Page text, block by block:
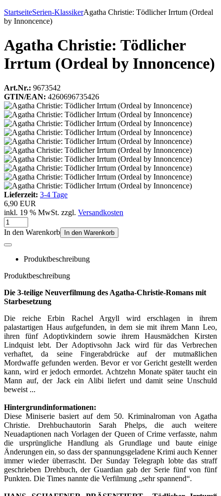
StartseiteSerien-KlassikerAgatha Christie: Tödlicher Irrtum (Ordeal
by Innoncence)
Agatha Christie: Tödlicher
Irrtum (Ordeal by Innoncence)
Art.Nr.: 9673542
GTIN/EAN: 4260696735426
Lieferzeit: 3-4 Tage
6,90 EUR
inkl. 19 % MwSt. zzgl. Versandkosten
In den Warenkorb In den Warenkorb
Produktbeschreibung
Produktbeschreibung
Die 3-teilige Neuverfilmung des Agatha-Christie-Romans mit
Starbesetzung
Die reiche Erbin Rachel Argyll wird erschlagen in ihrem
palastartigen Haus aufgefunden, in dem sie mit ihrem Mann Leo,
ihren fünf Adoptivkindern sowie ihrem Hausmädchen Kirsten
Lindquist lebt. Der Adoptivsohn Jack wird für das Verbrechen
verhaftet, da seine Fingerabdrücke auf der mutmaßlichen
Mordwaffe gefunden werden. Bevor er vor Gericht gestellt werden
kann, wird er jedoch ermordet. Achtzehn Monate später taucht ein
Mann auf, der Jack ein Alibi liefert und damit seine Unschuld
beweist ...
Hintergrundinformationen:
Diese Miniserie basiert auf dem 50. Kriminalroman von Agatha
Christie. Drehbuchautorin Sarah Phelps, die auch weitere
Neuadaptionen nach Vorlagen der Queen of Crime verfasste, nahm
die ursprüngliche Handlung als Grundlage und baute einige
Änderungen ein, so dass der spannungsgeladene Krimi auch Kenner
immer wieder überrascht. Der Sunday Telegraph lobte das straff
geschrieben Drehbuch, der Guardian gab der Serie fünf von fünf
Punkten. Die Times nannte die Verfilmung „sehr spannend“.